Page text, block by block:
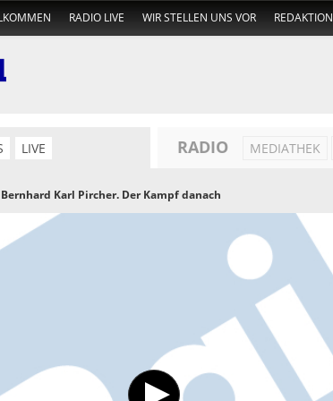
RADIO LIVE WIR STELLEN UNS VOR REDAKTION
LIVE RADIO MEDIATHEK
Karl Pircher. Der Kampf danach